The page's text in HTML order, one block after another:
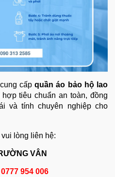
cấpquần áo bảo hộ lao
tiêu chuẩn an toàn, đồng
và tính chuyên nghiệp cho
lòng liên hệ:
VÂN
954 006